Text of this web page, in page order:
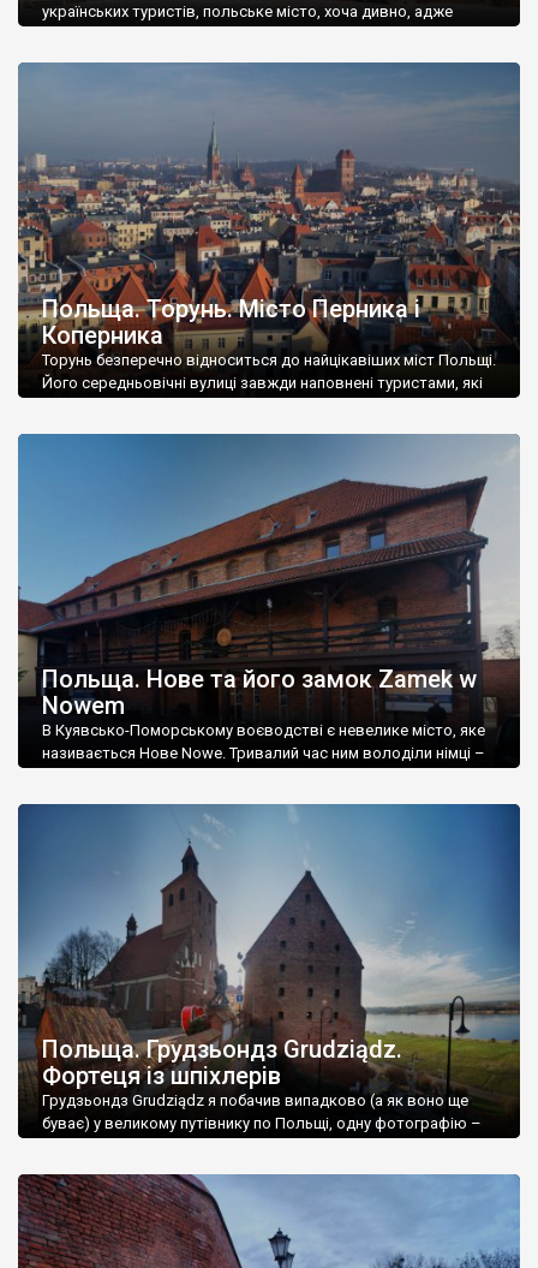
українських туристів, польське місто, хоча дивно, адже
кордон. Жили собі два містечка – Голюб і Добжинь, на різних
берегах річки Дрвенца, у […]
Польща. Торунь. Місто Перника і
Коперника
Торунь безперечно відноситься до найцікавіших міст Польщі.
Його середньовічні вулиці завжди наповнені туристами, які
міського архітектурного комплексу, що і відмітило ЮНЕСКО –
історичний центр Торуня – об’єкт Світової спадщини. Серед
Польща. Нове та його замок Zamek w
Nowem
В Куявсько-Поморському воєводстві є невелике місто, яке
називається Нове Nowe. Тривалий час ним володіли німці –
збіжжям, і Нове користувалося цими можливостями, маючи
від торгівлі значні прибутки. Для контролю за рухом по Віслі,
у 14 столітті тевтонці збудували замок. Пізніше […]
Польща. Грудзьондз Grudziądz.
Фортеця із шпіхлерів
Грудзьондз Grudziądz я побачив випадково (а як воно ще
буває) у великому путівнику по Польщі, одну фотографію –
взагалі не знаю? Почав читати й вразився ще більше –
виявилося, що фортеця Грудзьондзу, яку бачив на фото, […]